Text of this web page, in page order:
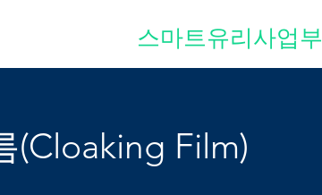
스마트유리사업부
(Cloaking Film)